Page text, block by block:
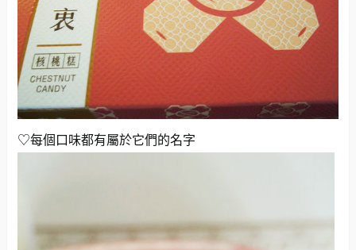
♡每個口味都有屬於它們的名字